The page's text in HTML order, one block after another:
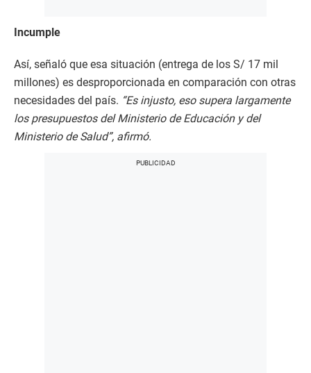
Incumple
Así, señaló que esa situación (entrega de los S/ 17 mil
millones) es desproporcionada en comparación con otras
necesidades del país. “Es injusto, eso supera largamente
los presupuestos del Ministerio de Educación y del
Ministerio de Salud”, afirmó.